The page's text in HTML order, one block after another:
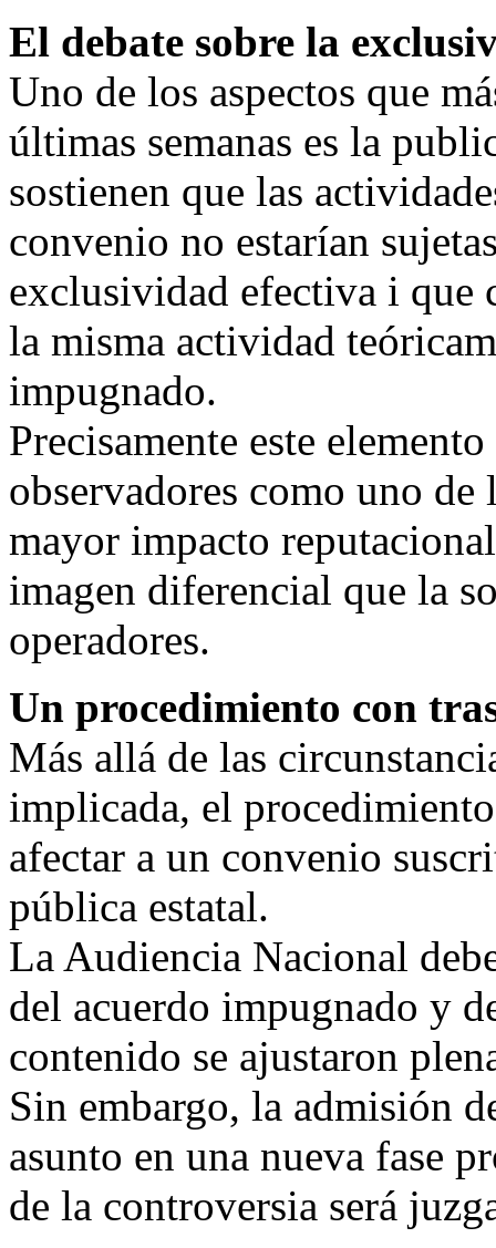
El debate sobre la
Uno de los aspectos que
últimas semanas es la
sostienen que las
convenio no estarían
exclusividad efectiva i que
la misma actividad
impugnado.
Precisamente este
observadores como uno
mayor impacto
imagen diferencial que la
operadores.
Un procedimiento con
Más allá de las
implicada, el
afectar a un convenio
pública estatal.
La Audiencia Nacional
del acuerdo impugnado y
contenido se ajustaron
Sin embargo, la admisión
asunto en una nueva fase
de la controversia será